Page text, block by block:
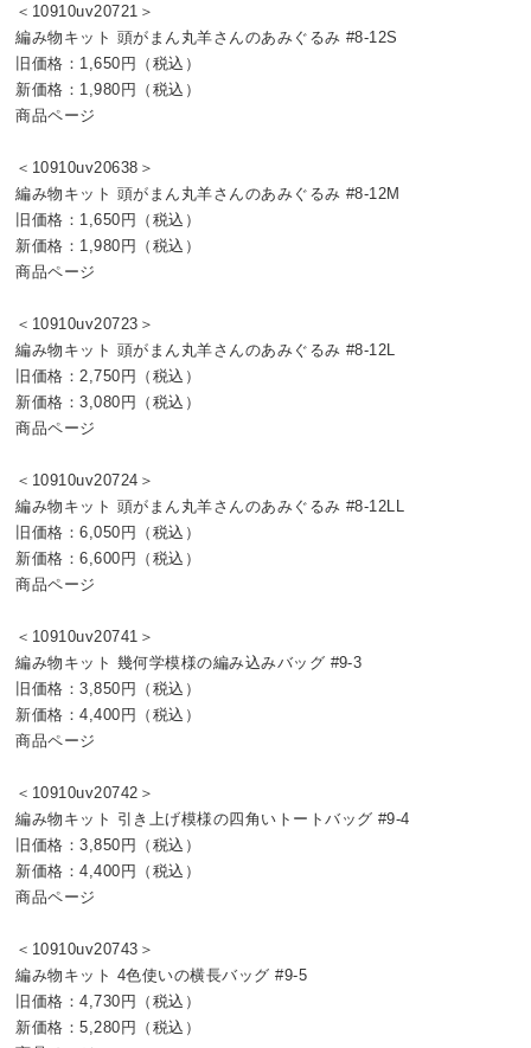
＜10910uv20721＞
編み物キット 頭がまん丸羊さんのあみぐるみ #8-12S
旧価格：1,650円（税込）
新価格：1,980円（税込）
商品ページ
＜10910uv20638＞
編み物キット 頭がまん丸羊さんのあみぐるみ #8-12M
旧価格：1,650円（税込）
新価格：1,980円（税込）
商品ページ
＜10910uv20723＞
編み物キット 頭がまん丸羊さんのあみぐるみ #8-12L
旧価格：2,750円（税込）
新価格：3,080円（税込）
商品ページ
＜10910uv20724＞
編み物キット 頭がまん丸羊さんのあみぐるみ #8-12LL
旧価格：6,050円（税込）
新価格：6,600円（税込）
商品ページ
＜10910uv20741＞
編み物キット 幾何学模様の編み込みバッグ #9-3
旧価格：3,850円（税込）
新価格：4,400円（税込）
商品ページ
＜10910uv20742＞
編み物キット 引き上げ模様の四角いトートバッグ #9-4
旧価格：3,850円（税込）
新価格：4,400円（税込）
商品ページ
＜10910uv20743＞
編み物キット 4色使いの横長バッグ #9-5
旧価格：4,730円（税込）
新価格：5,280円（税込）